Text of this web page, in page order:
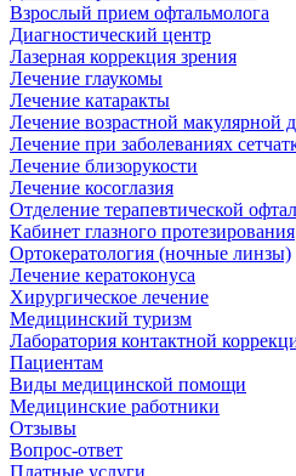
Взрослый прием офтальмолога
Диагностический центр
Лазерная коррекция зрения
Лечение глаукомы
Лечение катаракты
Лечение возрастной макулярной
Лечение при заболеваниях
Лечение близорукости
Лечение косоглазия
Отделение терапевтической
Кабинет глазного протезирования
Ортокератология (ночные линзы)
Лечение кератоконуса
Хирургическое лечение
Медицинский туризм
Лаборатория контактной
Пациентам
Виды медицинской помощи
Медицинские работники
Отзывы
Вопрос-ответ
Платные услуги